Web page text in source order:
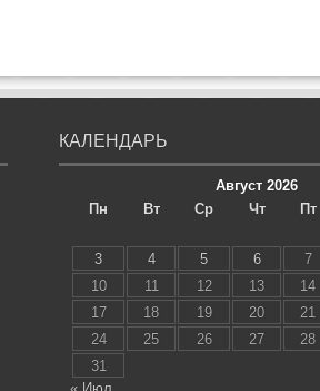
КАЛЕНДАРЬ
Август 2026
Пн
Вт Ср Чт Пт
3
4 5 6 7
10
11 12 13 14
17
18 19 20 21
24
25 26 27 28
31